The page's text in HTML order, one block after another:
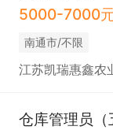
5000-7000
南通市/不限
江苏凯瑞惠鑫农
仓库管理员（